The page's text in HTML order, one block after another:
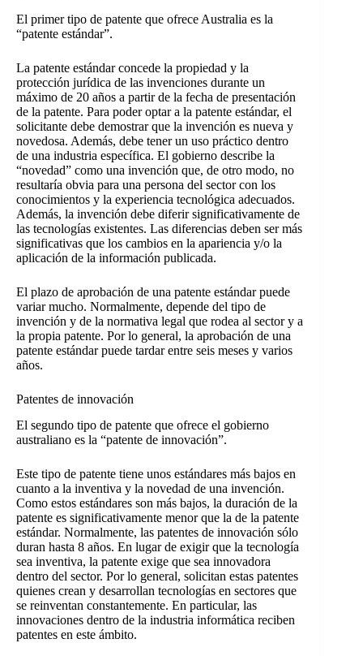
El primer tipo de patente que ofrece Australia es la
“patente estándar”.
La patente estándar concede la propiedad y la
protección jurídica de las invenciones durante un
máximo de 20 años a partir de la fecha de presentación
de la patente. Para poder optar a la patente estándar, el
solicitante debe demostrar que la invención es nueva y
novedosa. Además, debe tener un uso práctico dentro
de una industria específica. El gobierno describe la
“novedad” como una invención que, de otro modo, no
resultaría obvia para una persona del sector con los
conocimientos y la experiencia tecnológica adecuados.
Además, la invención debe diferir significativamente de
las tecnologías existentes. Las diferencias deben ser más
significativas que los cambios en la apariencia y/o la
aplicación de la información publicada.
El plazo de aprobación de una patente estándar puede
variar mucho. Normalmente, depende del tipo de
invención y de la normativa legal que rodea al sector y a
la propia patente. Por lo general, la aprobación de una
patente estándar puede tardar entre seis meses y varios
años.
Patentes de innovación
El segundo tipo de patente que ofrece el gobierno
australiano es la “patente de innovación”.
Este tipo de patente tiene unos estándares más bajos en
cuanto a la inventiva y la novedad de una invención.
Como estos estándares son más bajos, la duración de la
patente es significativamente menor que la de la patente
estándar. Normalmente, las patentes de innovación sólo
duran hasta 8 años. En lugar de exigir que la tecnología
sea inventiva, la patente exige que sea innovadora
dentro del sector. Por lo general, solicitan estas patentes
quienes crean y desarrollan tecnologías en sectores que
se reinventan constantemente. En particular, las
innovaciones dentro de la industria informática reciben
patentes en este ámbito.